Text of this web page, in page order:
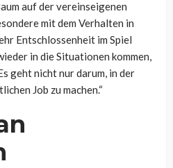
auf der vereinseigenen
mit dem Verhalten in
Entschlossenheit im Spiel
in die Situationen kommen,
geht nicht nur darum, in der
Job zu machen.“